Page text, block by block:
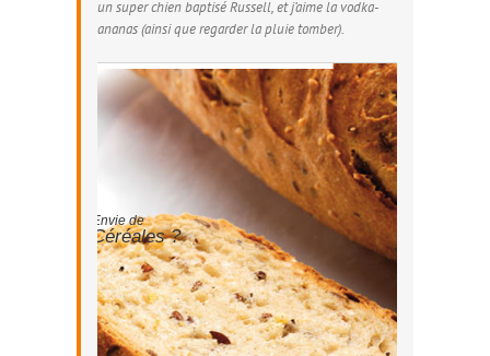
un super chien baptisé Russell, et j’aime la vodka-
ananas (ainsi que regarder la pluie tomber).
Envie de
Céréales ?